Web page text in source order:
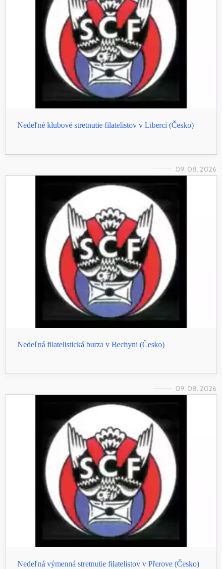
Nedeľné klubové stretnutie filatelistov v Liberci (Česko)
09. 08. 2026
Nedeľná filatelistická burza v Bechyni (Česko)
09. 08. 2026
Nedeľná výmenná stretnutie filatelistov v Přerove (Česko)